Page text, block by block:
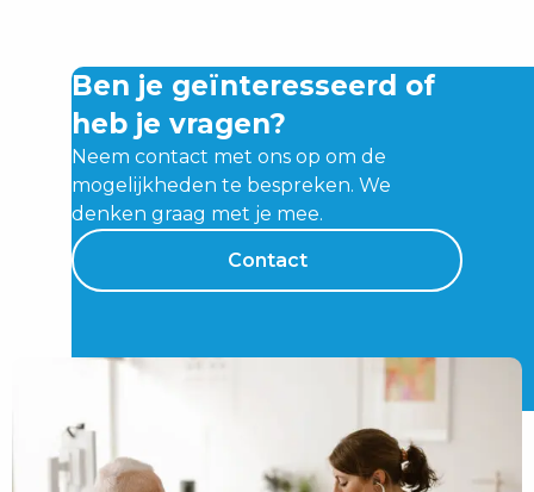
Ben je geïnteresseerd of
heb je vragen?
Neem contact met ons op om de
mogelijkheden te bespreken. We
denken graag met je mee.
Contact